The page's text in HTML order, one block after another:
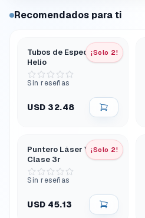
Recomendados para ti
¡Solo 2!
Tubos de Espectro -
Helio
Sin reseñas
USD 32.48
¡Solo 2!
Puntero Láser Verde
Clase 3r
Sin reseñas
USD 45.13